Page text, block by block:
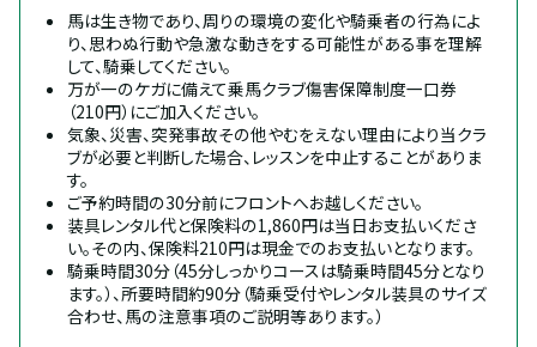
馬は生き物であり、周りの環境の変化や騎乗者の行為によ
り、思わぬ行動や急激な動きをする可能性がある事を理解
して、騎乗してください。
万が一のケガに備えて乗馬クラブ傷害保障制度一口券
（210円）にご加入ください。
気象、災害、突発事故その他やむをえない理由により当クラ
ブが必要と判断した場合、レッスンを中止することがありま
す。
ご予約時間の30分前にフロントへお越しください。
装具レンタル代と保険料の1,860円は当日お支払いくださ
い。その内、保険料210円は現金でのお支払いとなります。
騎乗時間30分（45分しっかりコースは騎乗時間45分となり
ます。）、所要時間約90分（騎乗受付やレンタル装具のサイズ
合わせ、馬の注意事項のご説明等あります。）